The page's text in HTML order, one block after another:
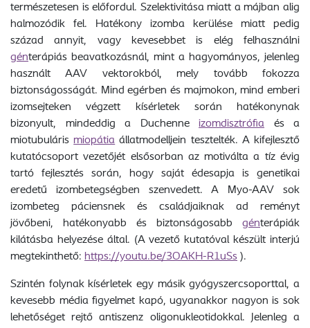
természetesen is előfordul. Szelektivitása miatt a májban alig
halmozódik fel. Hatékony izomba kerülése miatt pedig
század annyit, vagy kevesebbet is elég felhasználni
génterápiás beavatkozásnál, mint a hagyományos, jelenleg
használt AAV vektorokból, mely tovább fokozza
biztonságosságát. Mind egérben és majmokon, mind emberi
izomsejteken végzett kísérletek során hatékonynak
bizonyult, mindeddig a Duchenne izomdisztrófia és a
miotubulárismiopátia állatmodelljein tesztelték. A kifejlesztő
kutatócsoport vezetőjét elsősorban az motiválta a tíz évig
tartó fejlesztés során, hogy saját édesapja is genetikai
eredetű izombetegségben szenvedett. A Myo-AAV sok
izombeteg páciensnek és családjaiknak ad reményt
jövőbeni, hatékonyabb és biztonságosabb génterápiák
kilátásba helyezése által. (A vezető kutatóval készült interjú
megtekinthető: https://youtu.be/3OAKH-R1uSs ).
Szintén folynak kísérletek egy másik gyógyszercsoporttal, a
kevesebb média figyelmet kapó, ugyanakkor nagyon is sok
lehetőséget rejtő antiszenz oligonukleotidokkal. Jelenleg a